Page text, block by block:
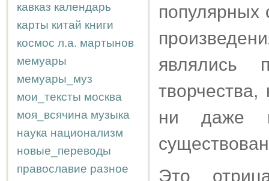
кавказ календарь
карты китай книги
космос л.а. мартынов
мемуары
мемуары_муз
мои_тексты москва
моя_всячина музыка
наука национализм
новые_переводы
православие разное
популярных
являлись
ни даже в
Это